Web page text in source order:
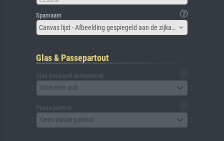
Spanraam
Canvas lijst - Afbeelding gespiegeld aan de zijkant
Glas & Passepartout
Glas (inclusief achterbord)
Selecteer aub
Passe-partout
Geen passe-partout